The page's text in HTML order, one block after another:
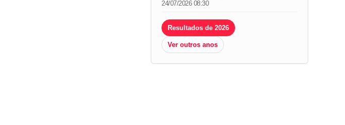
24/07/2026 08:30
Resultados de 2026
Ver outros anos